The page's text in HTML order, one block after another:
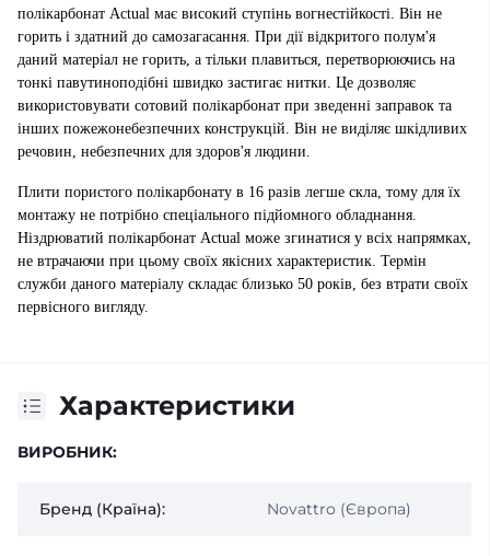
полікарбонат Actual має високий ступінь вогнестійкості. Він не
горить і здатний до самозагасання. При дії відкритого полум'я
даний матеріал не горить, а тільки плавиться, перетворюючись на
тонкі павутиноподібні швидко застигає нитки. Це дозволяє
використовувати сотовий полікарбонат при зведенні заправок та
інших пожежонебезпечних конструкцій. Він не виділяє шкідливих
речовин, небезпечних для здоров'я людини.
Плити пористого полікарбонату в 16 разів легше скла, тому для їх
монтажу не потрібно спеціального підйомного обладнання.
Ніздрюватий полікарбонат Actual може згинатися у всіх напрямках,
не втрачаючи при цьому своїх якісних характеристик. Термін
служби даного матеріалу складає близько 50 років, без втрати своїх
первісного вигляду.
Характеристики
ВИРОБНИК:
Бренд (Країна): Novattro (Європа)